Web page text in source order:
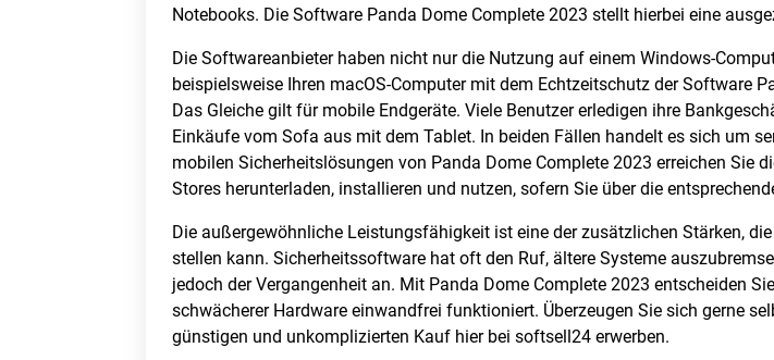
Notebooks. Die Software Panda Dome Complete 2023 stellt hierbei eine
Die Softwareanbieter haben nicht nur die Nutzung auf einem Windows-
beispielsweise Ihren macOS-Computer mit dem Echtzeitschutz der Software
Das Gleiche gilt für mobile Endgeräte. Viele Benutzer erledigen ihre
Einkäufe vom Sofa aus mit dem Tablet. In beiden Fällen handelt es sich um
mobilen Sicherheitslösungen von Panda Dome Complete 2023 erreichen Sie
Stores herunterladen, installieren und nutzen, sofern Sie über die
Die außergewöhnliche Leistungsfähigkeit ist eine der zusätzlichen Stärken,
stellen kann. Sicherheitssoftware hat oft den Ruf, ältere Systeme
jedoch der Vergangenheit an. Mit Panda Dome Complete 2023 entscheiden
schwächerer Hardware einwandfrei funktioniert. Überzeugen Sie sich gerne
günstigen und unkomplizierten Kauf hier bei softsell24 erwerben.